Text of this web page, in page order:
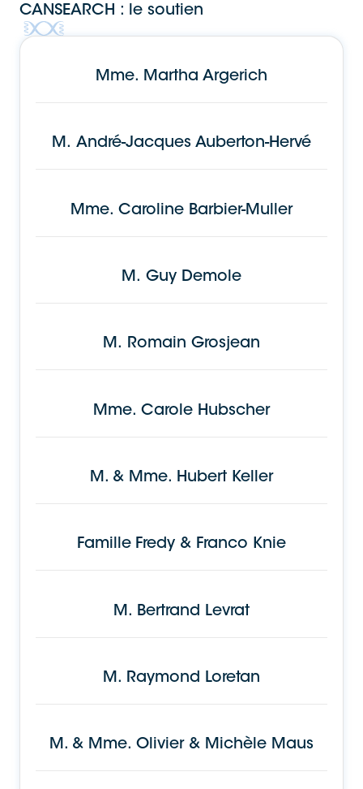
CANSEARCH : le soutien
Mme. Martha Argerich
M. André-Jacques Auberton-Hervé
Mme. Caroline Barbier-Muller
M. Guy Demole
M. Romain Grosjean
Mme. Carole Hubscher
M. & Mme. Hubert Keller
Famille Fredy & Franco Knie
M. Bertrand Levrat
M. Raymond Loretan
M. & Mme. Olivier & Michèle Maus